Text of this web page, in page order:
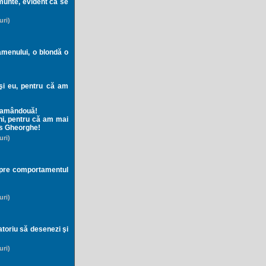
evident că se
o blondă o
eu, pentru că am
pentru că am mai
Gheorghe!
comportamentul
să desenezi şi